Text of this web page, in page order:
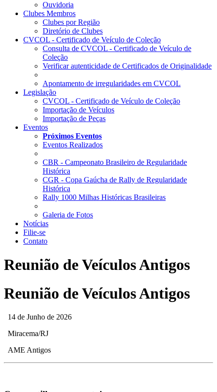
Ouvidoria
Clubes Membros
Clubes por Região
Diretório de Clubes
CVCOL - Certificado de Veículo de Coleção
Consulta de CVCOL - Certificado de Veículo de
Coleção
Verificar autenticidade de Certificados de Originalidade
Apontamento de irregularidades em CVCOL
Legislação
CVCOL - Certificado de Veículo de Coleção
Importação de Veículos
Importação de Peças
Eventos
Próximos Eventos
Eventos Realizados
CBR - Campeonato Brasileiro de Regularidade
Histórica
CGR - Copa Gaúcha de Rally de Regularidade
Histórica
Rally 1000 Milhas Históricas Brasileiras
Galeria de Fotos
Notícias
Filie-se
Contato
Reunião de Veículos Antigos
Reunião de Veículos Antigos
14 de Junho de 2026
Miracema/RJ
AME Antigos